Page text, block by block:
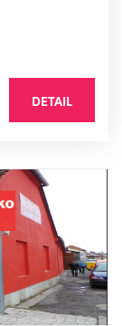
DETAIL